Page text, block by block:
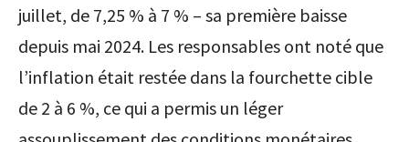
juillet, de 7,25 % à 7 % – sa première baisse
depuis mai 2024. Les responsables ont noté que
l’inflation était restée dans la fourchette cible
de 2 à 6 %, ce qui a permis un léger